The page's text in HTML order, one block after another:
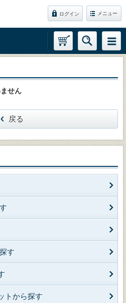
ログイン メニュー
せん
戻る
す
トから探す